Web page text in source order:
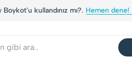
Boykot'u kullandınız mı?. Hemen dene!